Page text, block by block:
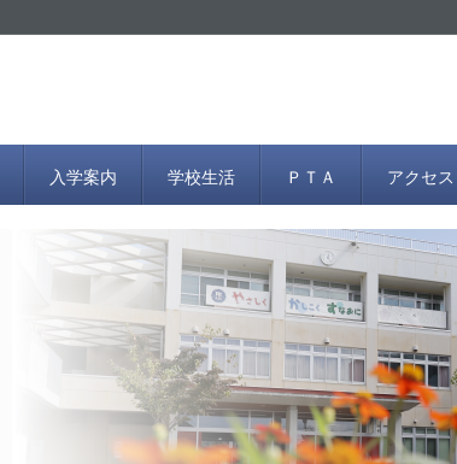
入学案内 学校生活 ＰＴＡ アクセス